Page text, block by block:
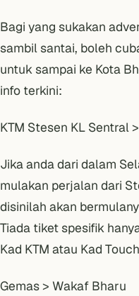
Bagi yang sukakan
sambil santai, boleh
untuk sampai ke Kota
info terkini:
KTM Stesen KL Sentral
Jika anda dari dalam
mulakan perjalan dari
disinilah akan
Tiada tiket spesifik
Kad KTM atau Kad
Gemas > Wakaf Bharu